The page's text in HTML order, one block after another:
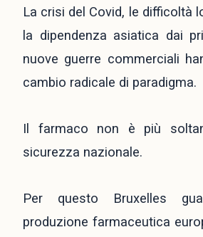
La crisi del Covid, le difficoltà
la dipendenza asiatica dai
nuove guerre commerciali
cambio radicale di paradigma.
Il farmaco non è più
sicurezza nazionale.
Per questo Bruxelles
produzione farmaceutica